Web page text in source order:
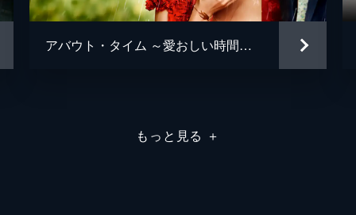
ナンシ
アバウト・タイム ～愛おしい時間について～
もっと見る ＋